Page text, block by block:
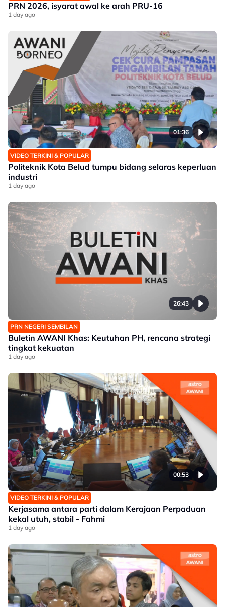
PRN 2026, isyarat awal ke arah PRU-16
1 day ago
01:36
VIDEO TERKINI & POPULAR
Politeknik Kota Belud tumpu bidang selaras keperluan
industri
1 day ago
26:43
PRN NEGERI SEMBILAN
Buletin AWANI Khas: Keutuhan PH, rencana strategi
tingkat kekuatan
1 day ago
00:53
VIDEO TERKINI & POPULAR
Kerjasama antara parti dalam Kerajaan Perpaduan
kekal utuh, stabil - Fahmi
1 day ago